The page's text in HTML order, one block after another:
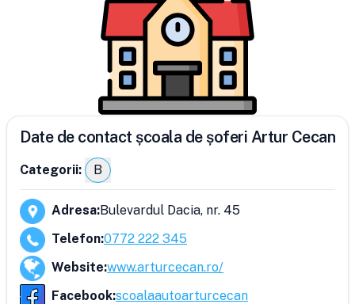
Date de contact școala de șoferi Artur Cecan
Categorii: B
Adresa:Bulevardul Dacia, nr. 45
Telefon:0772 222 345
Website:www.arturcecan.ro/
Facebook:scoalaautoarturcecan